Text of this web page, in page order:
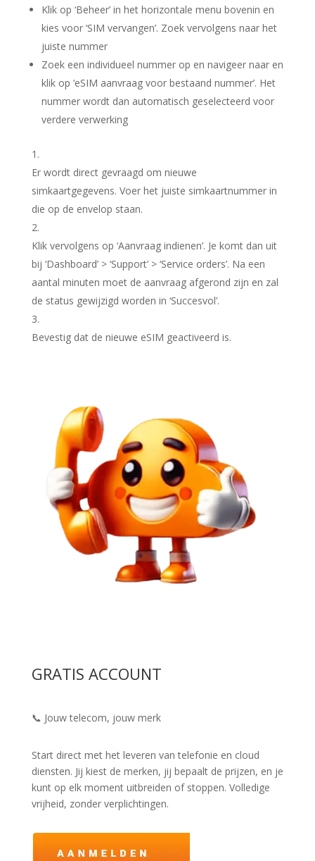
Klik op ‘Beheer’ in het horizontale menu bovenin en
kies voor ‘SIM vervangen’. Zoek vervolgens naar het
juiste nummer
Zoek een individueel nummer op en navigeer naar en
klik op ‘eSIM aanvraag voor bestaand nummer’. Het
nummer wordt dan automatisch geselecteerd voor
verdere verwerking
Er wordt direct gevraagd om nieuwe
simkaartgegevens. Voer het juiste simkaartnummer in
die op de envelop staan.
Klik vervolgens op ‘Aanvraag indienen’. Je komt dan uit
bij ‘Dashboard’ > ‘Support’ > ‘Service orders’. Na een
aantal minuten moet de aanvraag afgerond zijn en zal
de status gewijzigd worden in ‘Succesvol’.
Bevestig dat de nieuwe eSIM geactiveerd is.
GRATIS ACCOUNT
📞 Jouw telecom, jouw merk
Start direct met het leveren van telefonie en cloud
diensten. Jij kiest de merken, jij bepaalt de prijzen, en je
kunt op elk moment uitbreiden of stoppen. Volledige
vrijheid, zonder verplichtingen.